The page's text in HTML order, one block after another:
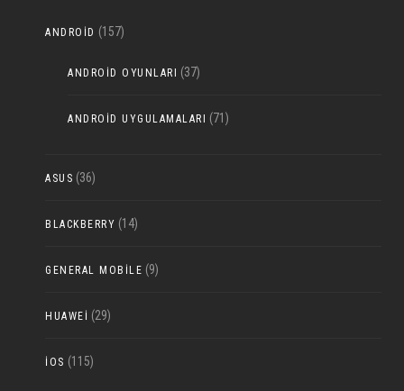
ANDROID (157)
ANDROID OYUNLARI (37)
ANDROID UYGULAMALARI (71)
ASUS (36)
BLACKBERRY (14)
GENERAL MOBILE (9)
HUAWEI (29)
IOS (115)